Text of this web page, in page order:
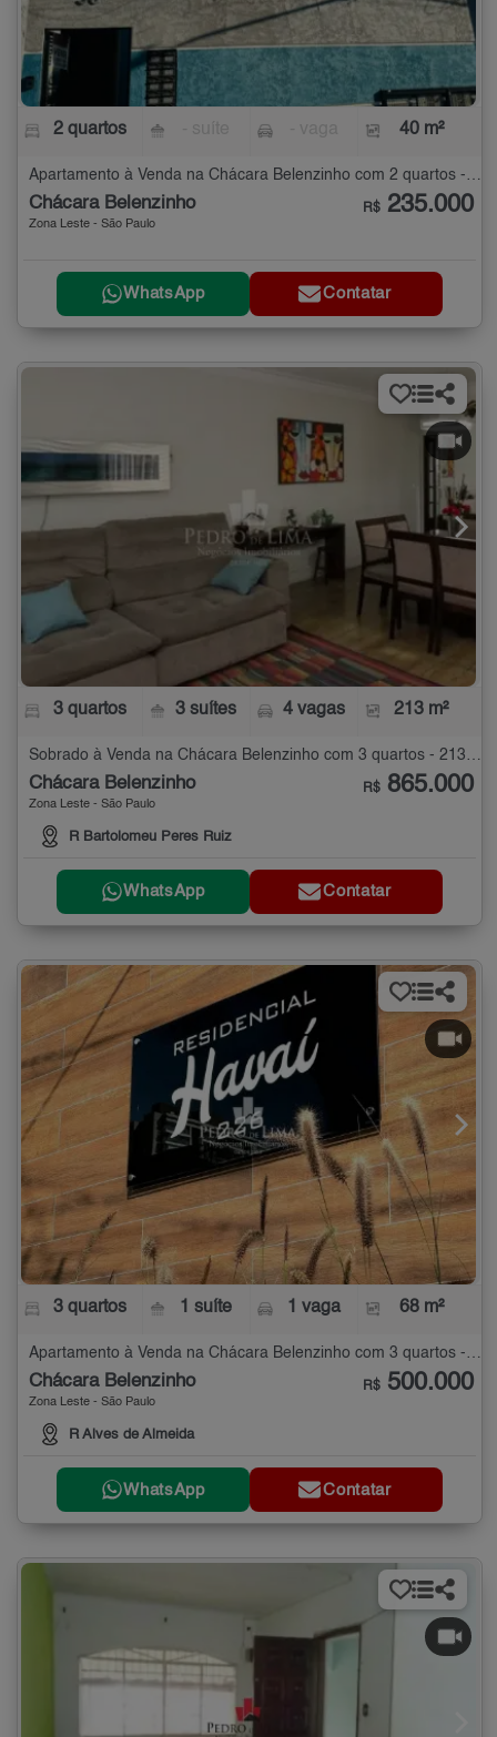
2 quartos 40 m²
Apartamento à Venda na Chácara Belenzinho com 2 quartos - 40 m²
Chácara Belenzinho
Zona Leste - São Paulo
R$ 235.000
WhatsApp Contatar
3 quartos 3 suítes 4 vagas 213 m²
Chácara Belenzinho
Zona Leste - São Paulo
R Bartolomeu Peres Ruiz
R$ 865.000
WhatsApp Contatar
3 quartos 1 suíte 1 vaga 68 m²
Apartamento à Venda na Chácara Belenzinho com 3 quartos - 68 m²
Chácara Belenzinho
Zona Leste - São Paulo
R Alves de Almeida
R$ 500.000
WhatsApp Contatar